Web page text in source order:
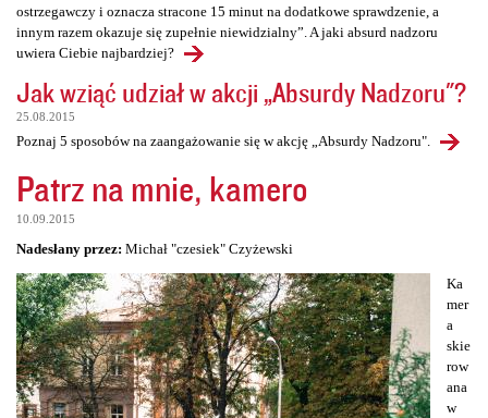
ostrzegawczy i oznacza stracone 15 minut na dodatkowe sprawdzenie, a
innym razem okazuje się zupełnie niewidzialny”. A jaki absurd nadzoru
uwiera Ciebie najbardziej?
Jak wziąć udział w akcji „Absurdy Nadzoru"?
25.08.2015
Poznaj 5 sposobów na zaangażowanie się w akcję „Absurdy Nadzoru".
Patrz na mnie, kamero
10.09.2015
Nadesłany przez: Michał "czesiek" Czyżewski
Ka
mer
a
skie
row
ana
w